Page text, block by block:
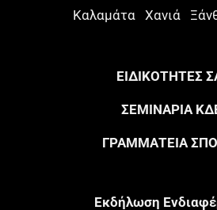
Καλαμάτα
Χανιά
ΕΙΔΙΚΟΤΗΤΕΣ
ΣΕΜΙΝΑΡΙΑ
ΓΡΑΜΜΑΤΕΙΑ
Eκδήλωση